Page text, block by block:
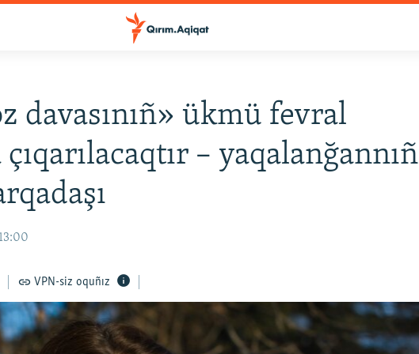
davasınıñ» ükmü fevral
çıqarılacaqtır – yaqalanğannıñ
VPN-siz oquñız